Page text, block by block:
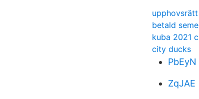
betald
kuba 2021
city ducks
PbEyN
ZqJAE